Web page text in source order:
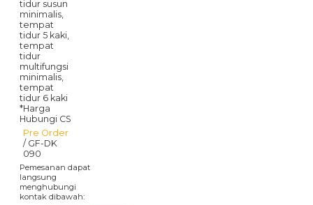
*Harga
Hubungi CS
Pre Order
/ GF-DK
090
Pemesanan dapat
langsung
menghubungi
kontak dibawah: